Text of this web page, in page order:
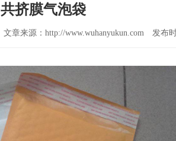
共挤膜气泡袋
文章来源：http://www.wuhanyukun.com 发布